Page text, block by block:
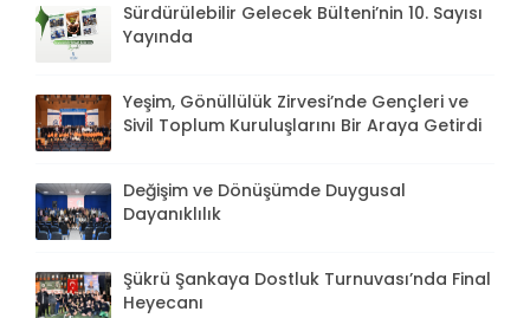
Sürdürülebilir Gelecek Bülteni’nin 10. Sayısı
Yayında
Yeşim, Gönüllülük Zirvesi’nde Gençleri ve
Sivil Toplum Kuruluşlarını Bir Araya Getirdi
Değişim ve Dönüşümde Duygusal
Dayanıklılık
Şükrü Şankaya Dostluk Turnuvası’nda Final
Heyecanı